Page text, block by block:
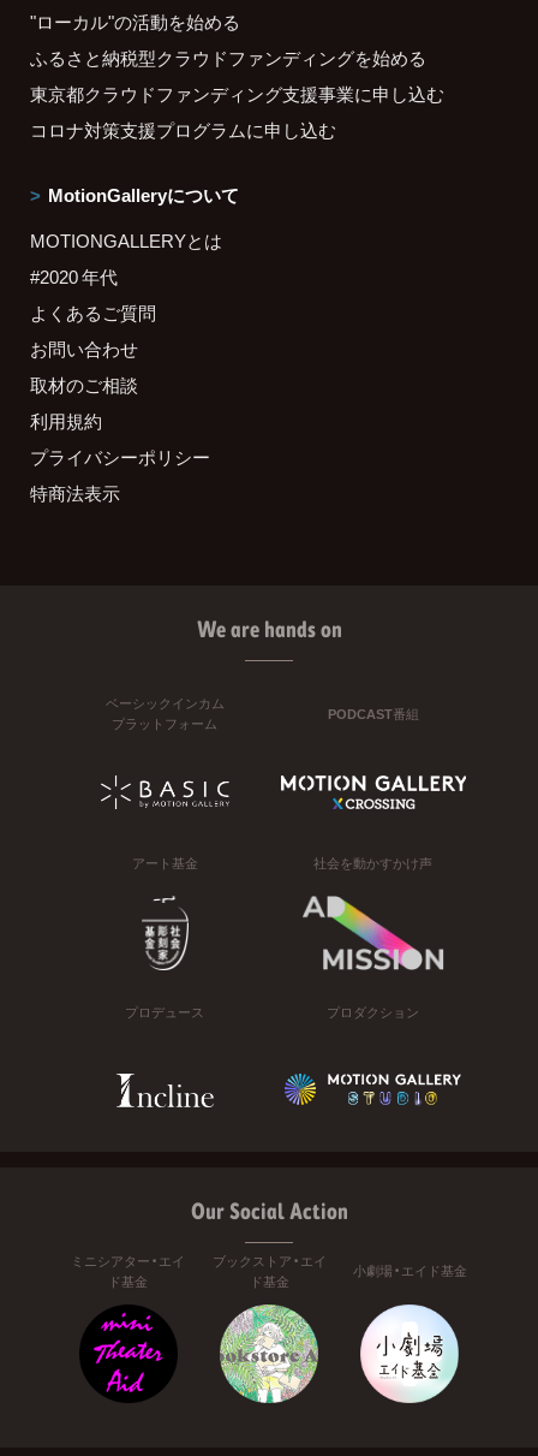
"ローカル"の活動を始める
ふるさと納税型クラウドファンディングを始める
東京都クラウドファンディング支援事業に申し込む
コロナ対策支援プログラムに申し込む
MotionGalleryについて
MOTIONGALLERYとは
#2020 年代
よくあるご質問
お問い合わせ
取材のご相談
利用規約
プライバシーポリシー
特商法表示
We are hands on
ベーシックインカム
プラットフォーム
PODCAST番組
アート基金 社会を動かすかけ声
プロデュース プロダクション
Our Social Action
ミニシアター・エイ
ド基金
ブックストア・エイ
ド基金
小劇場・エイド基金